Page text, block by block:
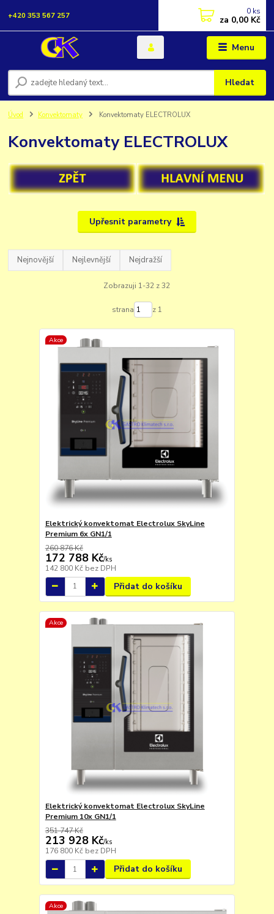
Menu
Hledat
+420 353 567 257 0 ks
za 0,00 Kč
Úvod Konvektomaty Konvektomaty ELECTROLUX
Konvektomaty ELECTROLUX
Upřesnit parametry
Nejnovější Nejlevnější Nejdražší
Zobrazuji 1-32 z 32
strana z 1
Akce
Elektrický konvektomat Electrolux SkyLine
Premium 6x GN1/1
260 876 Kč
172 788 Kč/ks
142 800 Kč bez DPH
Přidat do košíku
Akce
Elektrický konvektomat Electrolux SkyLine
Premium 10x GN1/1
351 747 Kč
213 928 Kč/ks
176 800 Kč bez DPH
Přidat do košíku
Akce